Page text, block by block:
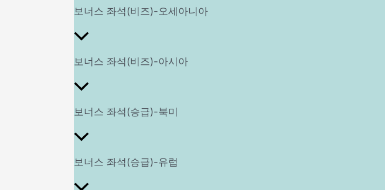
글
보너스 좌석(비즈)-오세아니아
보너스 좌석(비즈)-아시아
보너스 좌석(승급)-북미
보너스 좌석(승급)-유럽